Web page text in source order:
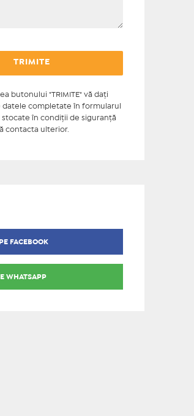
butonului "TRIMITE" vă daţi
datele completate în formularul
stocate în condiţii de siguranţă
contacta ulterior.
FACEBOOK
WHATSAPP